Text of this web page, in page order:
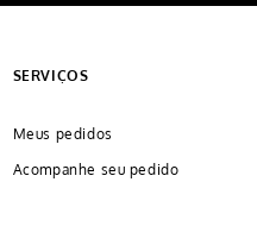
SERVIÇOS
Meus pedidos
Acompanhe seu pedido